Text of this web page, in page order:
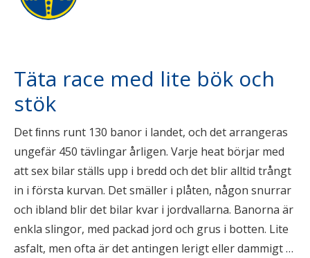
Täta race med lite bök och
stök
Det ﬁnns runt 130 banor i landet, och det arrangeras
ungefär 450 tävlingar årligen. Varje heat börjar med
att sex bilar ställs upp i bredd och det blir alltid trångt
in i första kurvan. Det smäller i plåten, någon snurrar
och ibland blir det bilar kvar i jordvallarna. Banorna är
enkla slingor, med packad jord och grus i botten. Lite
asfalt, men ofta är det antingen lerigt eller dammigt …